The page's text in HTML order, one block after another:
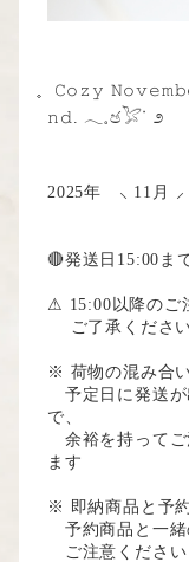
𝙲𝚘𝚣𝚢
𝚗𝚍. 𓂃𓈒ඡ𓅯ᐝ ೨
2025年 ⸜ 11月
🔴発送日15:00ま
⚠︎ 15:00以降のご
ご了承くださ
※ 荷物の混み合
予定日に発送が
で、
余裕を持ってご
ます
※ 即納商品と予
予約商品と一緒
ご注意ください